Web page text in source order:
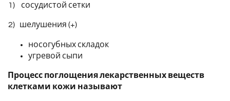
1) сосудистой сетки
2) шелушения (+)
носогубных складок
угревой сыпи
Процесс поглощения лекарственных веществ
клетками кожи называют